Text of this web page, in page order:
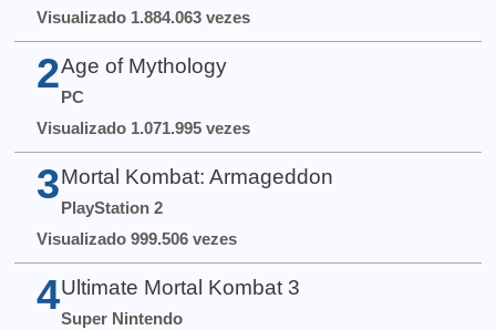
Visualizado 1.884.063 vezes
2 Age of Mythology
PC
Visualizado 1.071.995 vezes
3 Mortal Kombat: Armageddon
PlayStation 2
Visualizado 999.506 vezes
4 Ultimate Mortal Kombat 3
Super Nintendo